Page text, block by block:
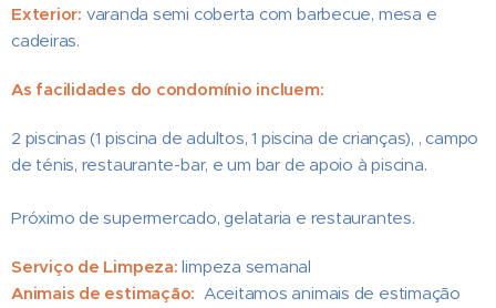
Exterior: varanda semi coberta com barbecue, mesa e
cadeiras.
As facilidades do condomínio incluem:
2 piscinas (1 piscina de adultos, 1 piscina de crianças), , campo
de ténis, restaurante-bar, e um bar de apoio à piscina.
Próximo de supermercado, gelataria e restaurantes.
Serviço de Limpeza: limpeza semanal
Animais de estimação: Aceitamos animais de estimação